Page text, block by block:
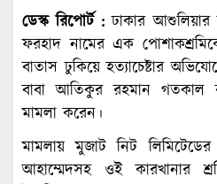
ডেস্ক রিপোর্ট : ঢাকার আশুলিয়ার
ফরহাদ নামের এক
বাতাস ঢুকিয়ে হত্যাচেষ্টার
বাবা আতিকুর রহমান গতকাল
মামলা করেন।
মামলায় মুজাট নিট
আহাম্মেদসহ ওই কারখানার